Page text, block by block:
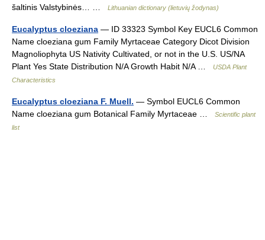
šaltinis Valstybinės… …
Lithuanian dictionary (lietuvių žodynas)
Eucalyptus cloeziana — ID 33323 Symbol Key EUCL6 Common
Name cloeziana gum Family Myrtaceae Category Dicot Division
Magnoliophyta US Nativity Cultivated, or not in the U.S. US/NA
Plant Yes State Distribution N/A Growth Habit N/A …
USDA Plant
Characteristics
Eucalyptus cloeziana F. Muell. — Symbol EUCL6 Common
Name cloeziana gum Botanical Family Myrtaceae …
Scientific plant
list